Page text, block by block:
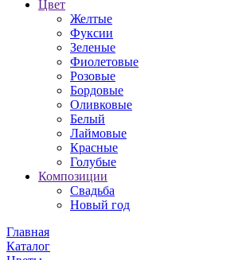
Цвет
Желтые
Фуксии
Зеленые
Фиолетовые
Розовые
Бордовые
Оливковые
Белый
Лаймовые
Красные
Голубые
Композиции
Свадьба
Новый год
Главная
Каталог